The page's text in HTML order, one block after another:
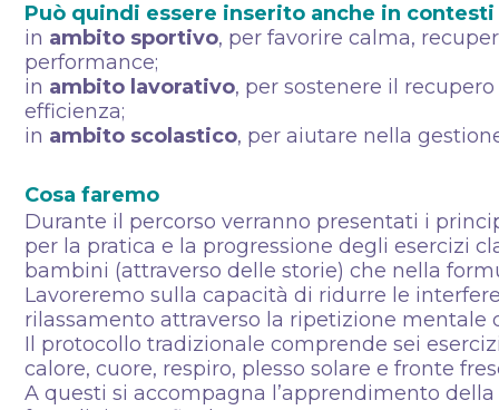
Può quindi essere inserito anche in
in ambito sportivo, per favorire calma,
performance;
in ambito lavorativo, per sostenere il
efficienza;
in ambito scolastico, per aiutare nella
Cosa faremo
Durante il percorso verranno presentati i
per la pratica e la progressione degli esercizi
bambini (attraverso delle storie) che nella
Lavoreremo sulla capacità di ridurre le
rilassamento attraverso la ripetizione mentale
Il protocollo tradizionale comprende sei
calore, cuore, respiro, plesso solare e fronte
A questi si accompagna l’apprendimento